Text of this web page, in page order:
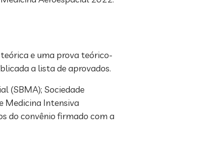
e uma prova teórico-
a lista de aprovados.
(SBMA); Sociedade
Medicina Intensiva
do convênio firmado com a